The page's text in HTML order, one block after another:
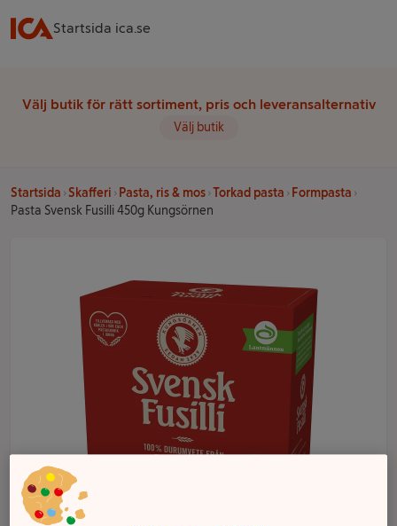
Startsida ica.se
Välj butik för rätt sortiment, pris och leveransalternativ
Välj butik
Startsida Skafferi Pasta, ris & mos Torkad pasta
Formpasta
Pasta Svensk Fusilli 450g Kungsörnen